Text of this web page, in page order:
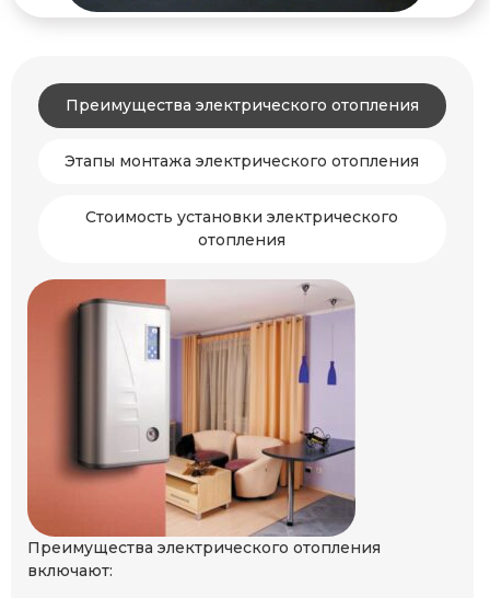
Преимущества электрического отопления
Этапы монтажа электрического отопления
Стоимость установки электрического
отопления
Преимущества электрического отопления
включают: